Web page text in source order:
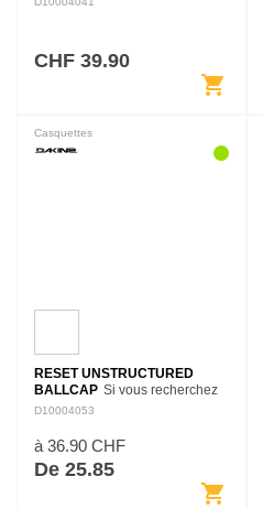
CHF 39.90
shopping_cart
Casquettes
RESET UNSTRUCTURED
BALLCAP Si vous recherchez
une casquette non structurée
une construction à l'épreuve des
balles, vous l'avez trouvée avec
la…
D10004053
à 36.90 CHF
De 25.85
shopping_cart